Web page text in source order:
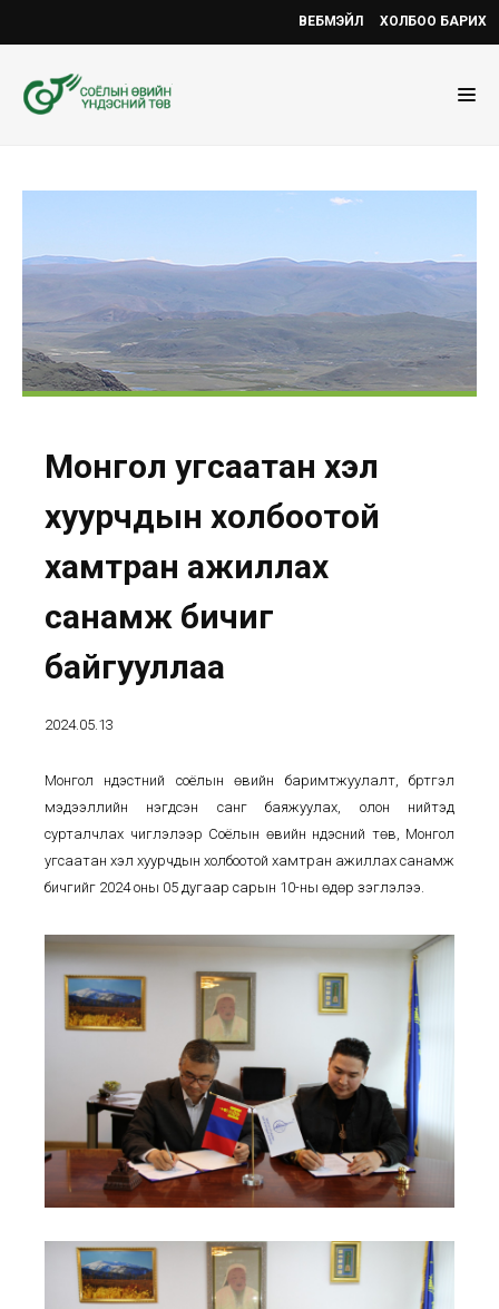
ВЕБМЭЙЛ ХОЛБОО БАРИХ
Монгол угсаатан хэл
хуурчдын холбоотой
хамтран ажиллах
санамж бичиг
байгууллаа
2024.05.13
Монгол үндэстний соёлын өвийн баримтжуулалт, бүртгэл
мэдээллийн нэгдсэн санг баяжуулах, олон нийтэд
сурталчлах чиглэлээр Соёлын өвийн үндэсний төв, Монгол
угсаатан хэл хуурчдын холбоотой хамтран ажиллах санамж
бичгийг 2024 оны 05 дугаар сарын 10-ны өдөр үзэглэлээ.